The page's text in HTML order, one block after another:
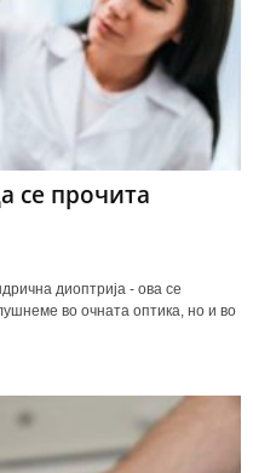
се прочита
диоптрија - ова се
во очната оптика, но и во